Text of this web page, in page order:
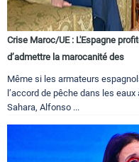
Crise Maroc/UE : L'Espagne
d’admettre la marocanité des
Même si les armateurs
l’accord de pêche dans les
Sahara, Alfonso ...